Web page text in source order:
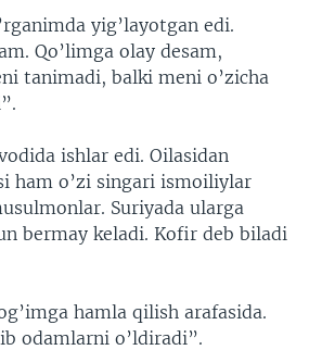
yig’layotgan edi.
Qo’limga olay desam,
tanimadi, balki meni o’zicha
ishlar edi. Oilasidan
ham o’zi singari ismoiliylar
Suriyada ularga
bermay keladi. Kofir deb biladi
hamla qilish arafasida.
odamlarni o’ldiradi”.